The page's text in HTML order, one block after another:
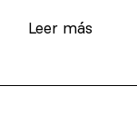
Leer más